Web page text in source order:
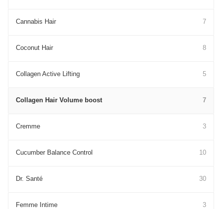
Cannabis Hair 7
Coconut Hair 8
Collagen Active Lifting 5
Collagen Hair Volume boost 7
Cremme 3
Cucumber Balance Control 10
Dr. Santé 30
Femme Intime 3